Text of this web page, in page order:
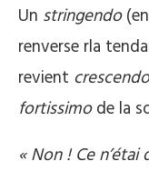
Un stringendo
renverse rla
revient
fortissimode la
« Non ! Ce